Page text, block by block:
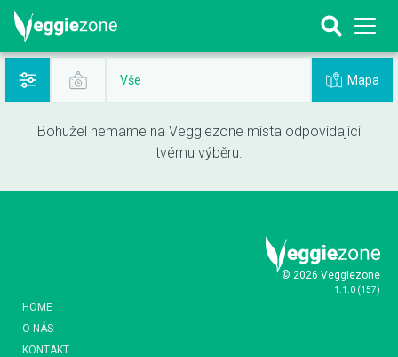
Vše Mapa
Bohužel nemáme na Veggiezone místa odpovídající
tvému výběru.
© 2026 Veggiezone
1.1.0 (157)
HOME
O NÁS
KONTAKT